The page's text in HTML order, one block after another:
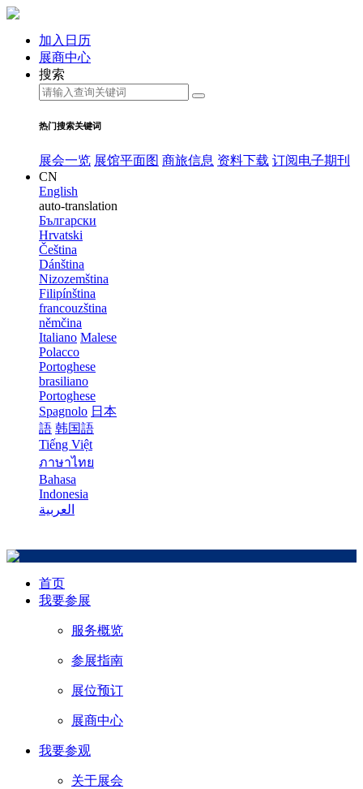
加入日历
展商中心
搜索
热门搜索关键词
展会一览 展馆平面图 商旅信息 资料下载 订阅电子期刊
CN
English
auto-translation
Български
Hrvatski
Čeština
Dánština
Nizozemština
Filipínština
francouzština
němčina
Italiano Malese
Polacco
Portoghese
brasiliano
Portoghese
Spagnolo 日本
語 韩国語
Tiếng Việt
ภาษาไทย
Bahasa
Indonesia
العربية
首页
我要参展
服务概览
参展指南
展位预订
展商中心
我要参观
关于展会